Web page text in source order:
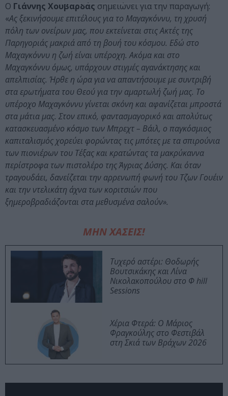
O Γιάννης Χουβαρδάς σημειώνει για την παραγωγή:
«Ας ξεκινήσουμε επιτέλους για το Μαγαγκόννυ, τη χρυσή
πόλη των ονείρων μας, που εκτείνεται στις Ακτές της
Παρηγοριάς μακριά από τη βουή του κόσμου. Εδώ στο
Μαχαγκόννυ η ζωή είναι υπέροχη. Ακόμα και στο
Μαχαγκόννυ όμως, υπάρχουν στιγμές αγανάκτησης και
απελπισίας. Ήρθε η ώρα για να απαντήσουμε με συντριβή
στα ερωτήματα του Θεού για την αμαρτωλή ζωή μας. Το
υπέροχο Μαχαγκόννυ γίνεται σκόνη και αφανίζεται μπροστά
στα μάτια μας. Στον επικό, φαντασμαγορικό και απολύτως
κατασκευασμένο κόσμο των Μπρεχτ – Βάιλ, ο παγκόσμιος
καπιταλισμός χορεύει φορώντας τις μπότες με τα σπιρούνια
των πιονιέρων του Τέξας και κρατώντας τα μακρύκαννα
περίστροφα των πιστολέρο της Άγριας Δύσης. Και όταν
τραγουδάει, δανείζεται την αρρενωπή φωνή του Τζων Γουέιν
και την ντελικάτη άχνα των κοριτσιών που
ξημεροβραδιάζονται στα μεθυσμένα σαλούν».
ΜΗΝ ΧΑΣΕΙΣ!
Τυχερό αστέρι: Θοδωρής
Βουτσικάκης και Λίνα
Νικολακοπούλου στο Φ hill
Sessions
Χέρια Φτερά: Ο Μάριος
Φραγκούλης στο Φεστιβάλ
στη Σκιά των Βράχων 2026